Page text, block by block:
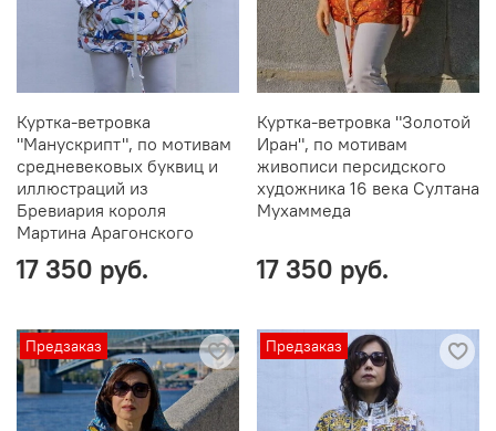
Куртка-ветровка
"Манускрипт", по мотивам
средневековых буквиц и
иллюстраций из
Бревиария короля
Мартина Арагонского
17 350 руб.
Куртка-ветровка "Золотой
Иран", по мотивам
живописи персидского
художника 16 века Султана
Мухаммеда
17 350 руб.
Предзаказ Предзаказ